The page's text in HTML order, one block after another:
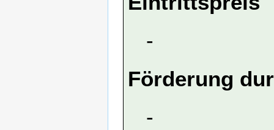
-
Förderung
-